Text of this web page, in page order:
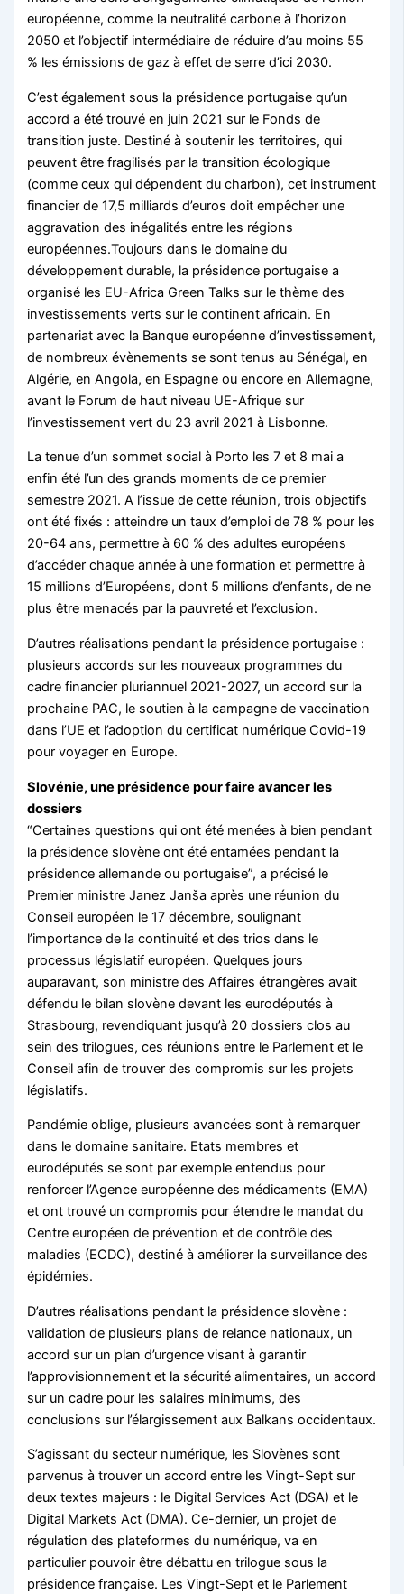
européenne, comme la neutralité carbone à l’horizon
2050 et l’objectif intermédiaire de réduire d’au moins 55
% les émissions de gaz à effet de serre d’ici 2030.
C’est également sous la présidence portugaise qu’un
accord a été trouvé en juin 2021 sur le Fonds de
transition juste. Destiné à soutenir les territoires, qui
peuvent être fragilisés par la transition écologique
(comme ceux qui dépendent du charbon), cet instrument
financier de 17,5 milliards d’euros doit empêcher une
aggravation des inégalités entre les régions
européennes.Toujours dans le domaine du
développement durable, la présidence portugaise a
organisé les EU-Africa Green Talks sur le thème des
investissements verts sur le continent africain. En
partenariat avec la Banque européenne d’investissement,
de nombreux évènements se sont tenus au Sénégal, en
Algérie, en Angola, en Espagne ou encore en Allemagne,
avant le Forum de haut niveau UE-Afrique sur
l’investissement vert du 23 avril 2021 à Lisbonne.
La tenue d’un sommet social à Porto les 7 et 8 mai a
enfin été l’un des grands moments de ce premier
semestre 2021. A l’issue de cette réunion, trois objectifs
ont été fixés : atteindre un taux d’emploi de 78 % pour les
20-64 ans, permettre à 60 % des adultes européens
d’accéder chaque année à une formation et permettre à
15 millions d’Européens, dont 5 millions d’enfants, de ne
plus être menacés par la pauvreté et l’exclusion.
D’autres réalisations pendant la présidence portugaise :
plusieurs accords sur les nouveaux programmes du
cadre financier pluriannuel 2021-2027, un accord sur la
prochaine PAC, le soutien à la campagne de vaccination
dans l’UE et l’adoption du certificat numérique Covid-19
pour voyager en Europe.
Slovénie, une présidence pour faire avancer les
dossiers
“Certaines questions qui ont été menées à bien pendant
la présidence slovène ont été entamées pendant la
présidence allemande ou portugaise”, a précisé le
Premier ministre Janez Janša après une réunion du
Conseil européen le 17 décembre, soulignant
l’importance de la continuité et des trios dans le
processus législatif européen. Quelques jours
auparavant, son ministre des Affaires étrangères avait
défendu le bilan slovène devant les eurodéputés à
Strasbourg, revendiquant jusqu’à 20 dossiers clos au
sein des trilogues, ces réunions entre le Parlement et le
Conseil afin de trouver des compromis sur les projets
législatifs.
Pandémie oblige, plusieurs avancées sont à remarquer
dans le domaine sanitaire. Etats membres et
eurodéputés se sont par exemple entendus pour
renforcer l’Agence européenne des médicaments (EMA)
et ont trouvé un compromis pour étendre le mandat du
Centre européen de prévention et de contrôle des
maladies (ECDC), destiné à améliorer la surveillance des
épidémies.
D’autres réalisations pendant la présidence slovène :
validation de plusieurs plans de relance nationaux, un
accord sur un plan d’urgence visant à garantir
l’approvisionnement et la sécurité alimentaires, un accord
sur un cadre pour les salaires minimums, des
conclusions sur l’élargissement aux Balkans occidentaux.
S’agissant du secteur numérique, les Slovènes sont
parvenus à trouver un accord entre les Vingt-Sept sur
deux textes majeurs : le Digital Services Act (DSA) et le
Digital Markets Act (DMA). Ce-dernier, un projet de
régulation des plateformes du numérique, va en
particulier pouvoir être débattu en trilogue sous la
présidence française. Les Vingt-Sept et le Parlement